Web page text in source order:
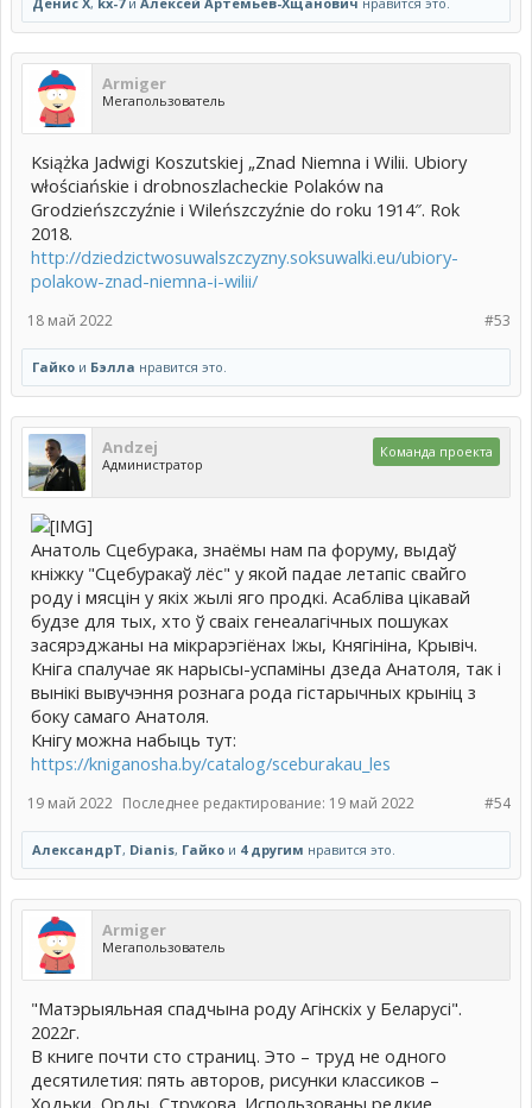
Armiger
Мегапользователь
Książka Jadwigi Koszutskiej „Znad Niemna i Wilii. Ubiory
włościańskie i drobnoszlacheckie Polaków na
Grodzieńszczyźnie i Wileńszczyźnie do roku 1914″. Rok
2018.
http://dziedzictwosuwalszczyzny.soksuwalki.eu/ubiory-
polakow-znad-niemna-i-wilii/
#53
18 май 2022
Гайко и Бэлла нравится это.
Andzej
Администратор
Команда проекта
Анатоль Сцебурака, знаёмы нам па форуму, выдаў
кніжку "Сцебуракаў лёс" у якой падае летапіс свайго
роду і мясцін у якіх жылі яго продкі. Асабліва цікавай
будзе для тых, хто ў сваіх генеалагічных пошуках
засярэджаны на мікрарэгіёнах Іжы, Княгініна, Крывіч.
Кніга спалучае як нарысы-успаміны дзеда Анатоля, так і
вынікі вывучэння рознага рода гістарычных крыніц з
боку самаго Анатоля.
Кнігу можна набыць тут:
https://kniganosha.by/catalog/sceburakau_les
#54
19 май 2022 Последнее редактирование: 19 май 2022
АлександрТ, Dianis, Гайко и 4 другим нравится это.
Armiger
Мегапользователь
"Матэрыяльная спадчына роду Агiнскiх у Беларусi".
2022г.
В книге почти сто страниц. Это – труд не одного
десятилетия: пять авторов, рисунки классиков –
Ходьки, Орды, Струкова. Использованы редкие